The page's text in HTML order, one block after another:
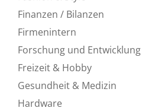
Finanzen / Bilanzen
Firmenintern
Forschung und Entwicklung
Freizeit & Hobby
Gesundheit & Medizin
Hardware